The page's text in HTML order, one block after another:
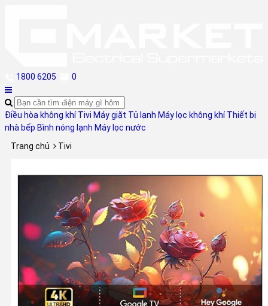
1800 6205 0
Điều hòa không khí Tivi Máy giặt Tủ lạnh Máy lọc không khí Thiết bị
nhà bếp Bình nóng lạnh Máy lọc nước
Trang chủ
Tivi